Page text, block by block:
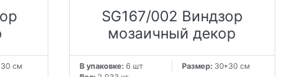
см
SG167/002 Виндзор
мозаичный декор
В упаковке:6 шт Размер: 30*30 см